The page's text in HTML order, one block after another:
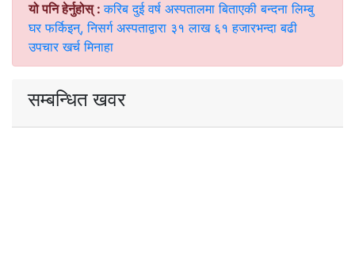
यो पनि हेर्नुहोस् :करिब दुई वर्ष अस्पतालमा बिताएकी बन्दना लिम्बु
घर फर्किइन्, निसर्ग अस्पताद्वारा ३१ लाख ६१ हजारभन्दा बढी
उपचार खर्च मिनाहा
सम्बन्धित खवर